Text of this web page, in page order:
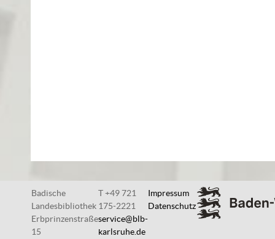
Badische
Landesbibliothek
Erbprinzenstraße
15
T +49 721
175-2221
service@blb-
karlsruhe.de
Impressum
Datenschutz